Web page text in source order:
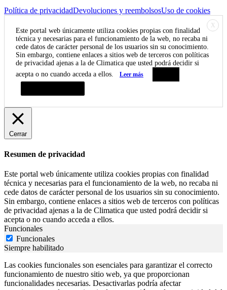
Política de privacidadDevoluciones y reembolsosUso de cookies
X
Este portal web únicamente utiliza cookies propias con finalidad
técnica y necesarias para el funcionamiento de la web, no recaba ni
cede datos de carácter personal de los usuarios sin su conocimiento.
Sin embargo, contiene enlaces a sitios web de terceros con políticas
de privacidad ajenas a la de Climatica que usted podrá decidir si
acepta o no cuando acceda a ellos.
Leer más
Cerrar
Resumen de privacidad
Este portal web únicamente utiliza cookies propias con finalidad
técnica y necesarias para el funcionamiento de la web, no recaba ni
cede datos de carácter personal de los usuarios sin su conocimiento.
Sin embargo, contiene enlaces a sitios web de terceros con políticas
de privacidad ajenas a la de Climatica que usted podrá decidir si
acepta o no cuando acceda a ellos.
Funcionales
Funcionales
Siempre habilitado
Las cookies funcionales son esenciales para garantizar el correcto
funcionamiento de nuestro sitio web, ya que proporcionan
funcionalidades necesarias. Desactivarlas podría afectar